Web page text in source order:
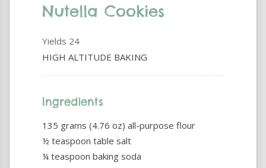
Nutella Cookies
Yields 24
HIGH ALTITUDE BAKING
Ingredients
135 grams (4.76 oz) all-purpose flour
½ teaspoon table salt
¼ teaspoon baking soda